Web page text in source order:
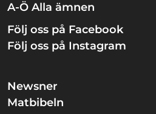
A-Ö Alla ämnen
Följ oss på Facebook
Följ oss på Instagram
Newsner
Matbibeln